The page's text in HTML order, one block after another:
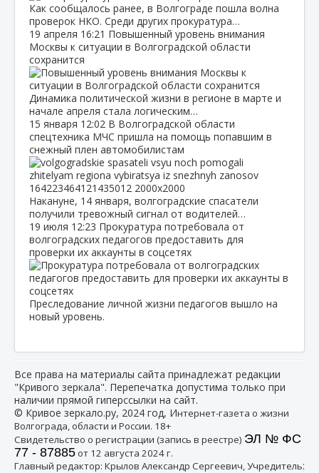
Как сообщалось ранее, в Волгограде пошла волна
проверок НКО. Среди других прокуратура…
19 апреля 16:21 Повышенный уровень внимания
Москвы к ситуации в Волгоградской области
сохранится
Динамика политической жизни в регионе в марте и
начале апреля стала логическим…
15 января 12:02 В Волгоградской области
спецтехника МЧС пришла на помощь попавшим в
снежный плен автомобилистам
Накануне, 14 января, волгоградские спасатели
получили тревожный сигнал от водителей…
19 июля 12:23 Прокуратура потребовала от
волгоградских педагогов предоставить для
проверки их аккаунты в соцсетях
Преследование личной жизни педагогов вышло на
новый уровень.
Все права на материалы сайта принадлежат редакции
"Кривого зеркала". Перепечатка допустима только при
наличии прямой гиперссылки на сайт.
© Кривое зеркало.ру, 2024 год, Интернет-газета о жизни
Волгограда, области и России. 18+
Свидетельство о регистрации (запись в реестре) ЭЛ № ФС
77 - 87885от 12 августа 2024 г.
Главный редактор: Крылов Александр Сергеевич, Учредитель: